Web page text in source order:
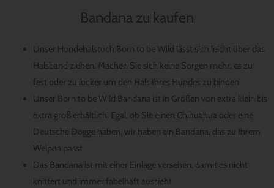
Bandana zu kaufen
Unser Hundehalstuch Born to be Wild lässt sich leicht über das
Halsband ziehen. Machen Sie sich keine Sorgen mehr, es zu
fest oder zu locker um den Hals Ihres Hundes zu binden
Unser Born to be Wild Bandana ist in Größen von extra klein bis
extra groß erhältlich. Egal, ob Sie einen Chihuahua oder eine
Deutsche Dogge haben, wir haben ein Bandana, das zu Ihrem
Welpen passt
Das Bandana ist mit einer Einlage versehen, damit es nicht
knittert und immer fabelhaft aussieht